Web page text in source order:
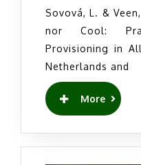
Sovová, L. &
nor Cool:
Provisioning in
Netherlands and
More
READ
MORE